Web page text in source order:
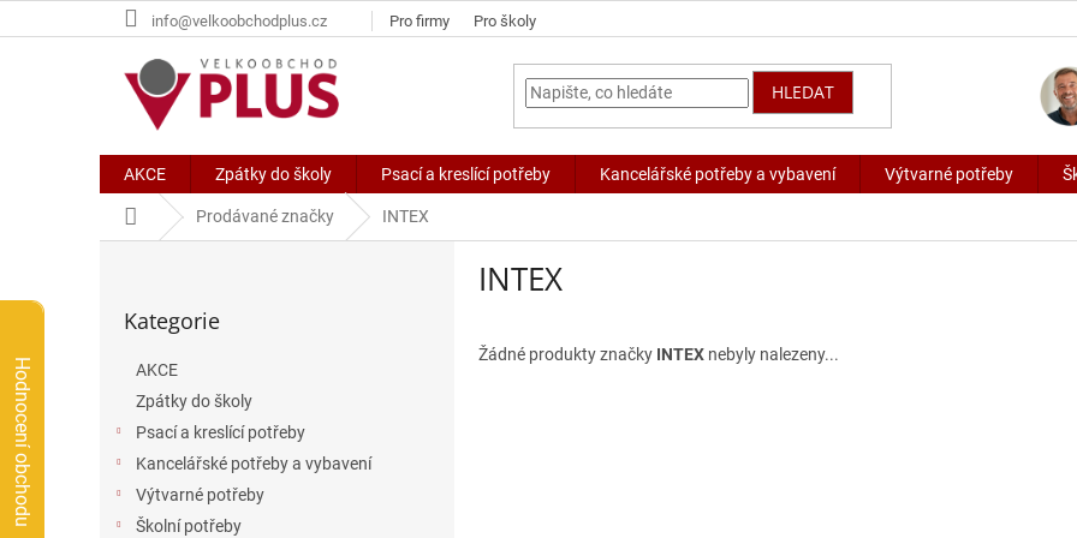
na
info@velkoobchodplus.cz Pro firmy Pro školy
HLEDAT
AKCE Zpátky do školy Psací a kreslící potřeby Kancelářské potřeby a vybavení Výtvarné potřeby
Domů Prodávané značky INTEX
kategorie
Kategorie
AKCE
Zpátky do školy
Psací a kreslící potřeby
Kancelářské potřeby a vybavení
Výtvarné potřeby
Školní potřeby
INTEX
Žádné produkty značky INTEX nebyly nalezeny...
Hodnocení obchodu